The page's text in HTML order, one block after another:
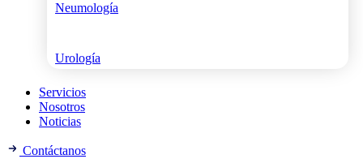
Neumología
Urología
Servicios
Nosotros
Noticias
Contáctanos